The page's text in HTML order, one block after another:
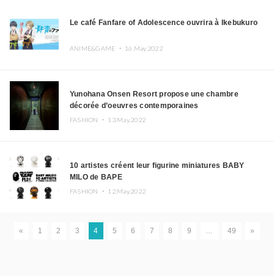
Le café Fanfare of Adolescence ouvrira à Ikebukuro
ANIME&GAME ・ 16.May.2022
Yunohana Onsen Resort propose une chambre
décorée d’oeuvres contemporaines
FASHION ・ 13.May.2022
10 artistes créent leur figurine miniatures BABY
MILO de BAPE
FASHION ・ 12.May.2022
« 1 2 3 4 5 6 7 8 9 … 49 »